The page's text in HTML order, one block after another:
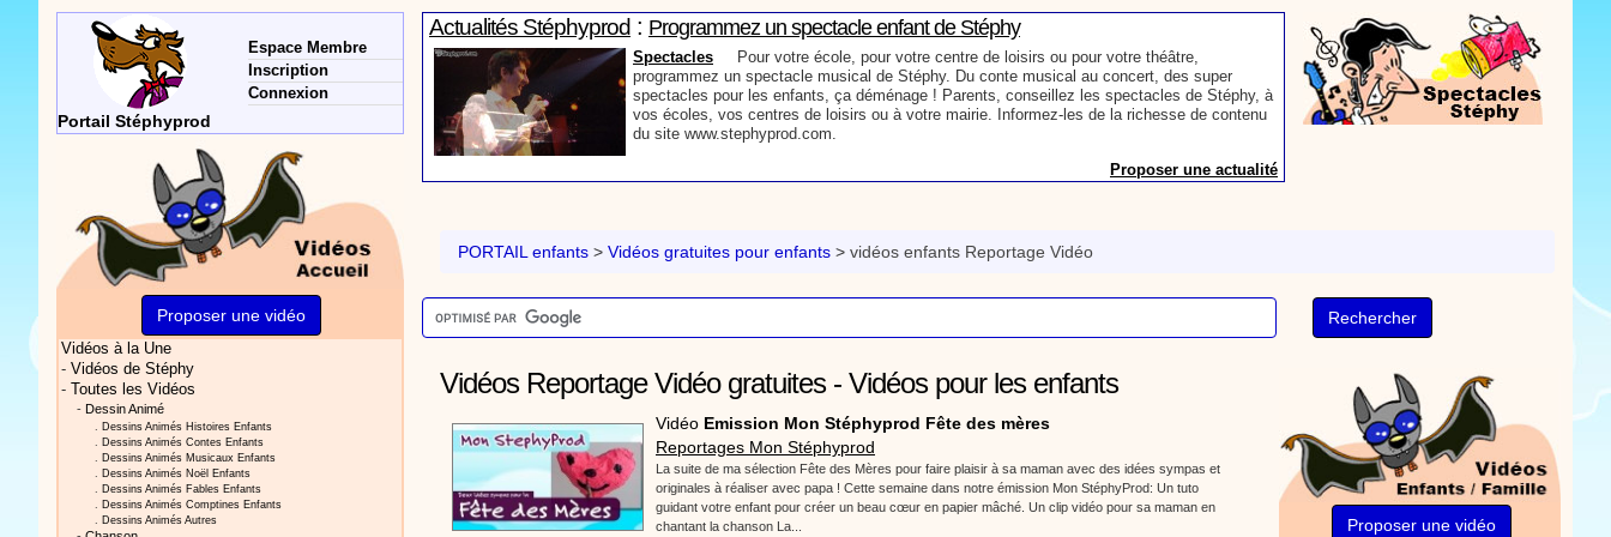
Actualités Stéphyprod : Programmez un spectacle enfant de Stéphy
Spectacles Pour votre école, pour votre centre de loisirs ou pour votre théâtre,
programmez un spectacle musical de Stéphy. Du conte musical au concert, des super
spectacles pour les enfants, ça déménage ! Parents, conseillez les spectacles de Stéphy, à
vos écoles, vos centres de loisirs ou à votre mairie. Informez-les de la richesse de contenu
du site www.stephyprod.com.
Proposer une actualité
histoires à vos enfants, pour les fêtes d’anniversaires, ou pour toute autre animation.
Laissez-vous emporter par la magie des contes, des expressions et des mots pour un
Proposer une actualité
Dessins animés créationsPour ne pas oublier de se brosser les dents après le repas, voici une
animation pour les jeunes enfants de la célèbre chanson de Stéphy, La Brosse à dents.
retrouve, l'eau, le robinet, le lavabo, le dentifrice et bien sûr, la brosse à dents. Tchique tchique, tchique
chante la brosse. De la musique en image pour apprendre facilement la chanson. Une animation de la
chanson pour enfants La Brosse à dents
Proposer une vidéo
Actualités Stéphyprod: Comment raconter des histoires aux enfants
PORTAIL enfants > Vidéos gratuites pour enfants > vidéos enfants Reportage Vidéo
Vidéos Reportage Vidéo gratuites - Vidéos pour les enfants
Vidéo Emission Mon Stéphyprod Fête des mères
Reportages Mon Stéphyprod
La suite de ma sélection Fête des Mères pour faire plaisir à sa maman avec des idées sympas et
originales à réaliser avec papa ! Cette semaine dans notre émission Mon StéphyProd: Un tuto
guidant votre enfant pour créer un beau cœur en papier mâché. Un clip vidéo pour sa maman en
chantant la chanson La...
Proposer une vidéo
Portail Stéphyprod
Espace Membre
Inscription
Connexion
Proposer une vidéo
Vidéos à la Une
- Vidéos de Stéphy
-
Toutes les Vidéos
- Dessin Animé
. Dessins Animés Histoires Enfants
. Dessins Animés Contes Enfants
. Dessins Animés Musicaux Enfants
. Dessins Animés Noël Enfants
. Dessins Animés Fables Enfants
. Dessins Animés Comptines Enfants
. Dessins Animés Autres